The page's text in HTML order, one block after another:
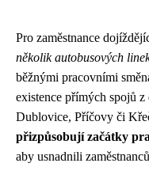
Pro zaměstnance
několik autobusových
běžnými pracovními
existence přímých spojů
Dublovice, Příčovy či
přizpůsobují začátky
aby usnadnili